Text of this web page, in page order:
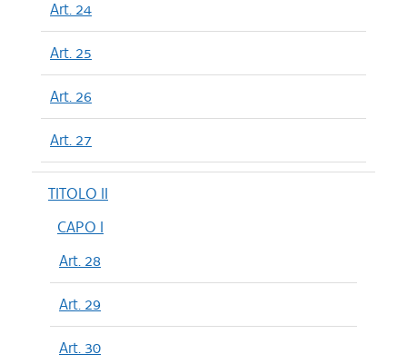
Art. 24
Art. 25
Art. 26
Art. 27
TITOLO II
CAPO I
Art. 28
Art. 29
Art. 30